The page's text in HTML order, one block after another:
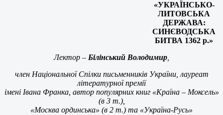
«УКРАЇНСЬКО-
ЛИТОВСЬКА
ДЕРЖАВА:
СИНЄВОДСЬКА
БИТВА 1362 р.»
Лектор – Білінський Володимир
член Національної Спілки письменників України, лауреат
літературної премії
імені Івана Франка, автор популярних книг «Країна – Моксель»
(в 3 т.),
«Москва ординська» (в 2 т.) та «Україна-Русь»